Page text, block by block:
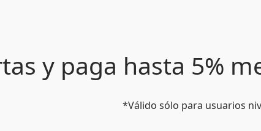
y paga hasta 5%
*Válido sólo para usuarios